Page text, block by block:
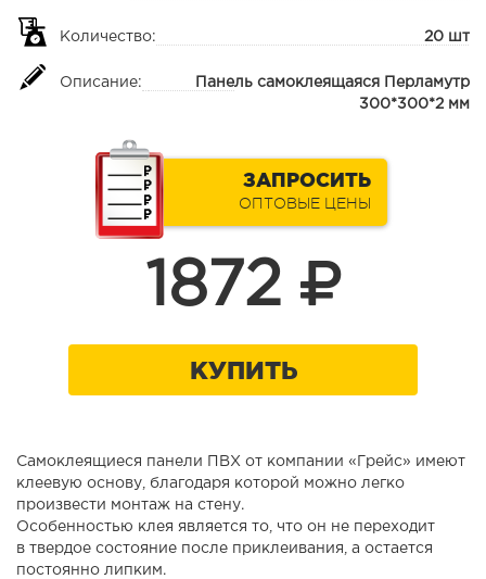
Количество: 20 шт
Описание:
Панель самоклеящаяся Перламутр
300*300*2 мм
ЗАПРОСИТЬ
ОПТОВЫЕ ЦЕНЫ
1872
КУПИТЬ
Самоклеящиеся панели ПВХ от компании «Грейс» имеют
клеевую основу, благодаря которой можно легко
произвести монтаж на стену.
Особенностью клея является то, что он не переходит
в твердое состояние после приклеивания, а остается
постоянно липким.